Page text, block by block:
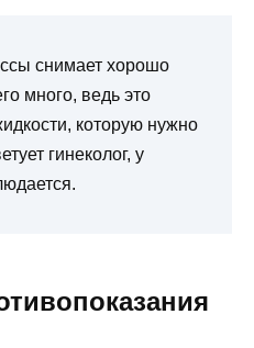
снимает хорошо
много, ведь это
которую нужно
гинеколог, у